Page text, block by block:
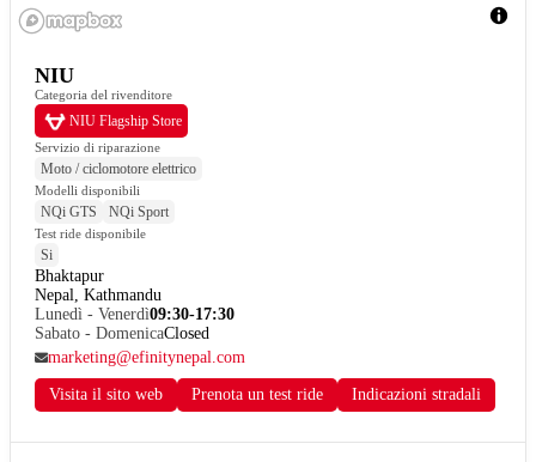
NIU
Categoria del rivenditore
NIU Flagship Store
Servizio di riparazione
Moto / ciclomotore elettrico
Modelli disponibili
NQi GTS NQi Sport
Test ride disponibile
Si
Bhaktapur
Nepal, Kathmandu
Lunedì - Venerdì09:30-17:30
Sabato - DomenicaClosed
marketing@efinitynepal.com
Visita il sito web Prenota un test ride Indicazioni stradali